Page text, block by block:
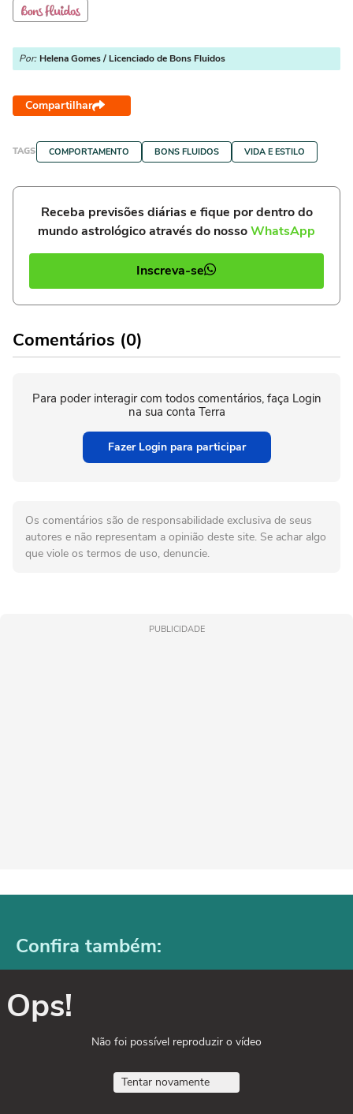
Por: Helena Gomes / Licenciado de Bons Fluidos
Compartilhar
TAGS COMPORTAMENTO BONS FLUIDOS VIDA E ESTILO
Receba previsões diárias e fique por dentro do
mundo astrológico através do nossoWhatsApp
Inscreva-se
Comentários (0)
Para poder interagir com todos comentários, faça Login
na sua conta Terra
Fazer Login para participar
Os comentários são de responsabilidade exclusiva de seus
autores e não representam a opinião deste site. Se achar algo
que viole os termos de uso, denuncie.
PUBLICIDADE
Confira também:
Ops!
Não foi possível reproduzir o vídeo
Tentar novamente